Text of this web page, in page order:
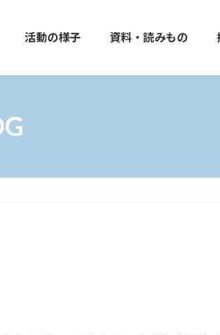
活動の様子 資料・読みもの